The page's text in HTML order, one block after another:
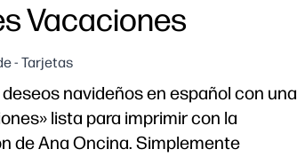
Vacaciones
- Tarjetas
navideños en español con una
lista para imprimir con la
de Ana Oncina. Simplemente